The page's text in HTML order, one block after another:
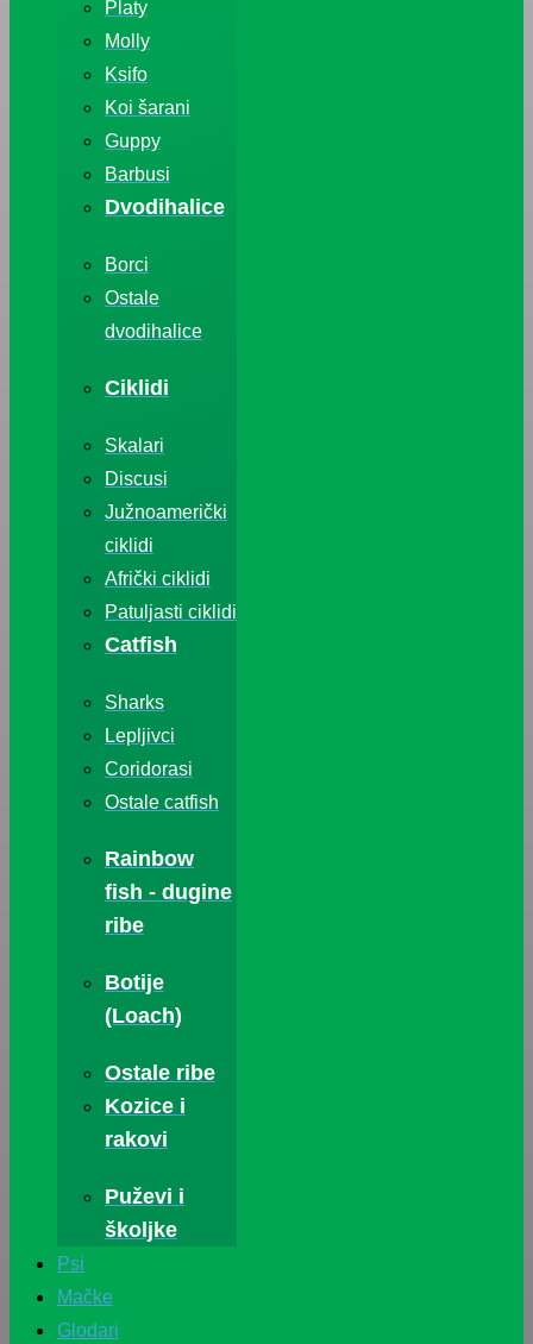
Platy
Molly
Ksifo
Koi šarani
Guppy
Barbusi
Dvodihalice
Borci
Ostale
dvodihalice
Ciklidi
Skalari
Discusi
Južnoamerički
ciklidi
Afrički ciklidi
Patuljasti ciklidi
Catfish
Sharks
Lepljivci
Coridorasi
Ostale catfish
Rainbow
fish - dugine
ribe
Botije
(Loach)
Ostale ribe
Kozice i
rakovi
Puževi i
školjke
Psi
Mačke
Glodari